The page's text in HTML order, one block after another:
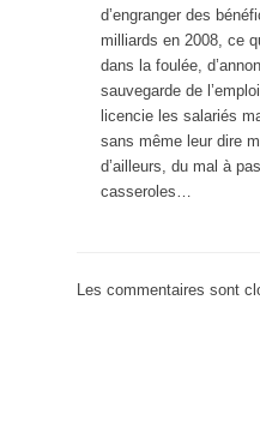
d’engranger des
milliards en 2008, ce
dans la foulée,
sauvegarde de
licencie les salariés
sans même leur dire
d’ailleurs, du mal à
casseroles…
Les commentaires sont